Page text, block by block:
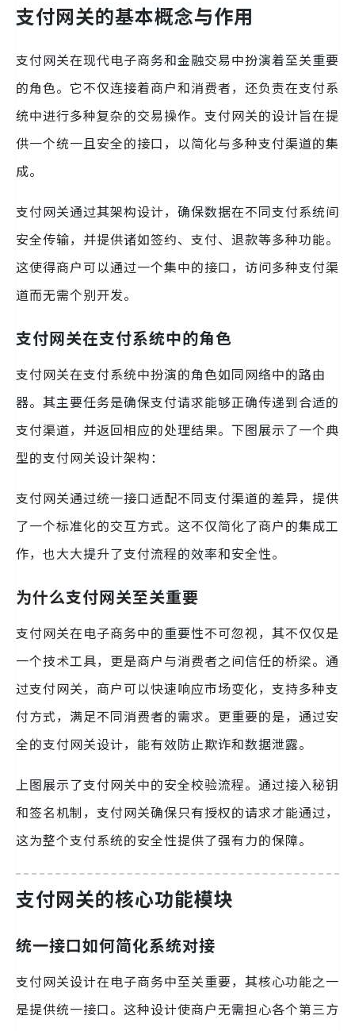
支付网关的基本概念与作用
支付网关在现代电子商务和金融交易中扮演着至关重要
的角色。它不仅连接着商户和消费者，还负责在支付系
统中进行多种复杂的交易操作。支付网关的设计旨在提
供一个统一且安全的接口，以简化与多种支付渠道的集
成。
支付网关通过其架构设计，确保数据在不同支付系统间
安全传输，并提供诸如签约、支付、退款等多种功能。
这使得商户可以通过一个集中的接口，访问多种支付渠
道而无需个别开发。
支付网关在支付系统中的角色
支付网关在支付系统中扮演的角色如同网络中的路由
器。其主要任务是确保支付请求能够正确传递到合适的
支付渠道，并返回相应的处理结果。下图展示了一个典
型的支付网关设计架构：
支付网关通过统一接口适配不同支付渠道的差异，提供
了一个标准化的交互方式。这不仅简化了商户的集成工
作，也大大提升了支付流程的效率和安全性。
为什么支付网关至关重要
支付网关在电子商务中的重要性不可忽视，其不仅仅是
一个技术工具，更是商户与消费者之间信任的桥梁。通
过支付网关，商户可以快速响应市场变化，支持多种支
付方式，满足不同消费者的需求。更重要的是，通过安
全的支付网关设计，能有效防止欺诈和数据泄露。
上图展示了支付网关中的安全校验流程。通过接入秘钥
和签名机制，支付网关确保只有授权的请求才能通过，
这为整个支付系统的安全性提供了强有力的保障。
支付网关的核心功能模块
统一接口如何简化系统对接
支付网关设计在电子商务中至关重要，其核心功能之一
是提供统一接口。这种设计使商户无需担心各个第三方